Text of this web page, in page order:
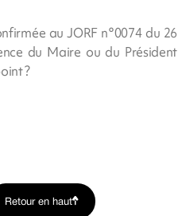
au JORF n°0074 du 26
du Maire ou du Président
?
Retour en haut